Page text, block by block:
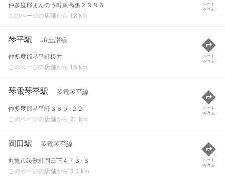
仲多度郡まんのう町東高篠２３８６
このページの店舗から 1.8 km
ルート
を見る
琴平駅 JR土讃線
仲多度郡琴平町榎井
このページの店舗から 1.9 km
ルート
を見る
琴電琴平駅 琴電琴平線
仲多度郡琴平町３６０-２２
このページの店舗から 2.1 km
ルート
を見る
岡田駅 琴電琴平線
丸亀市綾歌町岡田下４７３-３
このページの店舗から 3.3 km
ルート
を見る